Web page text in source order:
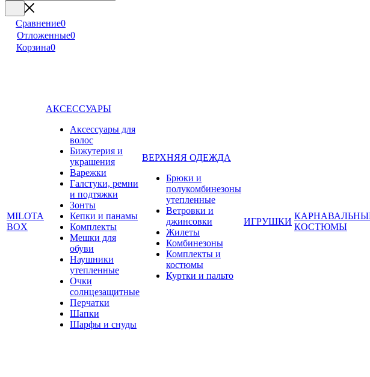
Сравнение0
Отложенные0
Корзина0
MILOTA
BOX
АКСЕССУАРЫ
Аксессуары для
волос
Бижутерия и
украшения
Варежки
Галстуки, ремни
и подтяжки
Зонты
Кепки и панамы
Комплекты
Мешки для
обуви
Наушники
утепленные
Очки
солнцезащитные
Перчатки
Шапки
Шарфы и снуды
ВЕРХНЯЯ ОДЕЖДА
Брюки и
полукомбинезоны
утепленные
Ветровки и
джинсовки
Жилеты
Комбинезоны
Комплекты и
костюмы
Куртки и пальто
ИГРУШКИ
КОСТЮМЫ